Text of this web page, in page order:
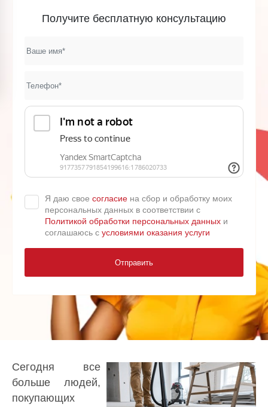
Получите бесплатную консультацию
Отправить
Я даю свое согласие на сбор и обработку моих
персональных данных в соответствии с
Политикой обработки персональных данных и
соглашаюсь с условиями оказания услуги
Сегодня все
больше людей,
покупающих